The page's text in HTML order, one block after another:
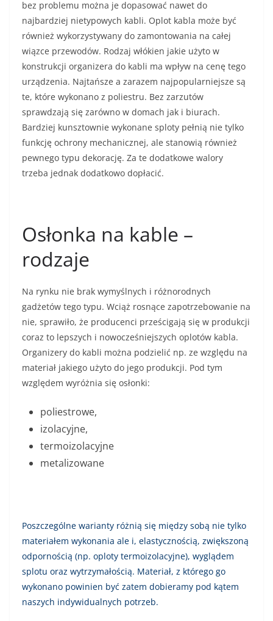
bez problemu można je dopasować nawet do
najbardziej nietypowych kabli. Oplot kabla może być
również wykorzystywany do zamontowania na całej
wiązce przewodów. Rodzaj włókien jakie użyto w
konstrukcji organizera do kabli ma wpływ na cenę tego
urządzenia. Najtańsze a zarazem najpopularniejsze są
te, które wykonano z poliestru. Bez zarzutów
sprawdzają się zarówno w domach jak i biurach.
Bardziej kunsztownie wykonane sploty pełnią nie tylko
funkcję ochrony mechanicznej, ale stanowią również
pewnego typu dekorację. Za te dodatkowe walory
trzeba jednak dodatkowo dopłacić.
Osłonka na kable –
rodzaje
Na rynku nie brak wymyślnych i różnorodnych
gadżetów tego typu. Wciąż rosnące zapotrzebowanie na
nie, sprawiło, że producenci prześcigają się w produkcji
coraz to lepszych i nowocześniejszych oplotów kabla.
Organizery do kabli można podzielić np. ze względu na
materiał jakiego użyto do jego produkcji. Pod tym
względem wyróżnia się osłonki:
poliestrowe,
izolacyjne,
termoizolacyjne
metalizowane
Poszczególne warianty różnią się między sobą nie tylko
materiałem wykonania ale i, elastycznością, zwiększoną
odpornością (np. oploty termoizolacyjne), wyglądem
splotu oraz wytrzymałością. Materiał, z którego go
wykonano powinien być zatem dobieramy pod kątem
naszych indywidualnych potrzeb.